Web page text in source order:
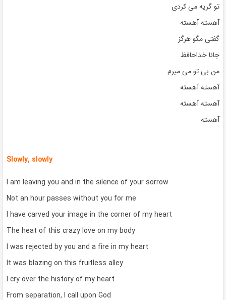
تو گریه می کردی
آهسته آهسته
گفتی مگو هرگز
جانا خداحافظ
من بی تو می میرم
آهسته آهسته
آهسته آهسته
آهسته
Slowly, slowly
I am leaving you and in the silence of your sorrow
Not an hour passes without you for me
I have carved your image in the corner of my heart
The heat of this crazy love on my body
I was rejected by you and a fire in my heart
It was blazing on this fruitless alley
I cry over the history of my heart
From separation, I call upon God